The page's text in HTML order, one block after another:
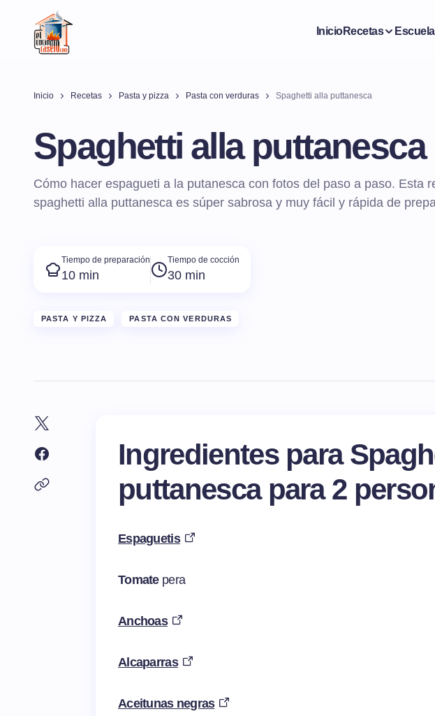
InicioRecetas
Inicio Recetas Pasta y pizza Pasta con verduras Spaghetti alla puttanesca
Spaghetti alla puttanesca
Cómo hacer espagueti a la putanesca con fotos del paso a paso. Esta
spaghetti alla puttanesca es súper sabrosa y muy fácil y rápida de
Tiempo de preparación
10 min
Tiempo de cocción
30 min
PASTA Y PIZZA PASTA CON VERDURAS
Ingredientes para
puttanesca para 2
Espaguetis
Tomate pera
Anchoas
Alcaparras
Aceitunas negras